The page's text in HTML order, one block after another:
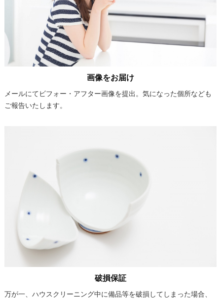
画像をお届け
メールにてビフォー・アフター画像を提出。気になった個所なども
ご報告いたします。
破損保証
万が一、ハウスクリーニング中に備品等を破損してしまった場合、